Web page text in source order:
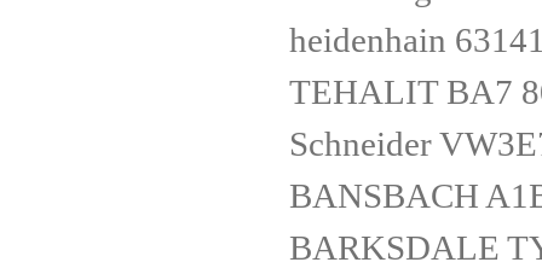
heidenhain
TEHALIT BA7
Schneider
BANSBACH
BARKSDALE